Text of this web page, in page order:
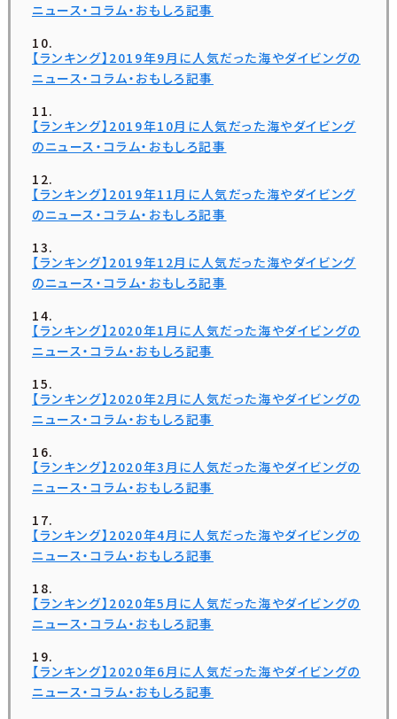
ニュース・コラム・おもしろ記事
【ランキング】2019年9月に人気だった海やダイビングの
ニュース・コラム・おもしろ記事
【ランキング】2019年10月に人気だった海やダイビング
のニュース・コラム・おもしろ記事
【ランキング】2019年11月に人気だった海やダイビング
のニュース・コラム・おもしろ記事
【ランキング】2019年12月に人気だった海やダイビング
のニュース・コラム・おもしろ記事
【ランキング】2020年1月に人気だった海やダイビングの
ニュース・コラム・おもしろ記事
【ランキング】2020年2月に人気だった海やダイビングの
ニュース・コラム・おもしろ記事
【ランキング】2020年3月に人気だった海やダイビングの
ニュース・コラム・おもしろ記事
【ランキング】2020年4月に人気だった海やダイビングの
ニュース・コラム・おもしろ記事
【ランキング】2020年5月に人気だった海やダイビングの
ニュース・コラム・おもしろ記事
【ランキング】2020年6月に人気だった海やダイビングの
ニュース・コラム・おもしろ記事